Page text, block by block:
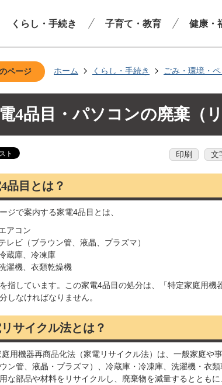
くらし・手続き 子育て・教育 健康・
ページ ホーム くらし・手続き ごみ・環境・ペ
4品目・パソコンの廃棄（
印刷 文
品目とは？
ジで案内する家電4品目とは、
アコン
レビ（ブラウン管、液晶、プラズマ）
蔵庫、冷凍庫
濯機、衣類乾燥機
指しています。この家電4品目の処分は、「特定家庭用機
しなければなりません。
サイクル法とは？
用機器再商品化法（家電リサイクル法）は、一般家庭や
ウン管、液晶・プラズマ）、冷蔵庫・冷凍庫、洗濯機・衣
な部品や材料をリサイクルし、廃棄物を減量するととも